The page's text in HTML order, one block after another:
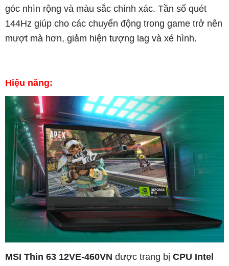
góc nhìn rộng và màu sắc chính xác. Tần số quét
144Hz giúp cho các chuyển động trong game trở nên
mượt mà hơn, giảm hiện tượng lag và xé hình.
Hiệu năng:
MSI Thin 63 12VE-460VN được trang bị CPU Intel